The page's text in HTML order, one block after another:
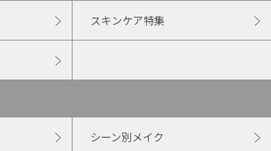
スキンケア特集
シーン別メイク